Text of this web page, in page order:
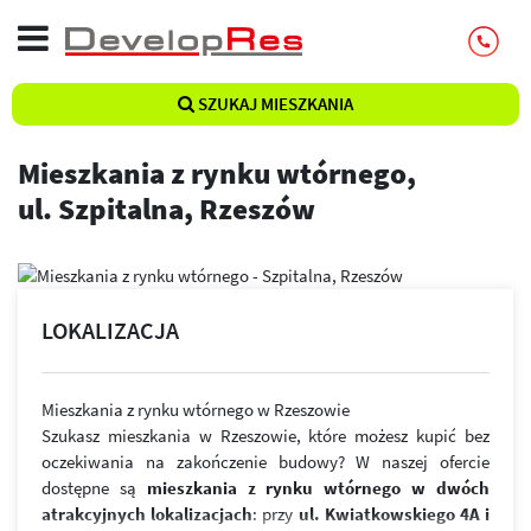
SZUKAJ MIESZKANIA
Mieszkania z rynku wtórnego,
ul. Szpitalna, Rzeszów
LOKALIZACJA
Mieszkania z rynku wtórnego w Rzeszowie
Szukasz mieszkania w Rzeszowie, które możesz kupić bez
oczekiwania na zakończenie budowy? W naszej ofercie
dostępne są mieszkania z rynku wtórnego w dwóch
atrakcyjnych lokalizacjach: przy ul. Kwiatkowskiego 4A i